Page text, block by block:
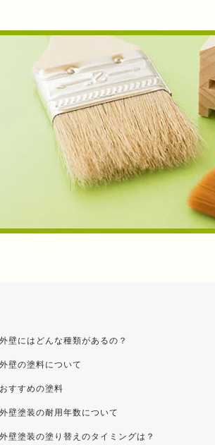
外壁にはどんな種類があるの？
外壁の塗料について
おすすめの塗料
外壁塗装の耐用年数について
外壁塗装の塗り替えのタイミングは？